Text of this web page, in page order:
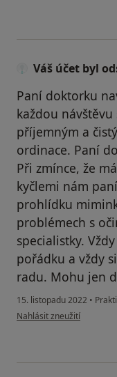
Váš účet byl
Paní doktorku
každou návštěvu
příjemným a
ordinace. Paní
Při zmínce, že
kyčlemi nám
prohlídku
problémech s
specialistky.
pořádku a vždy
radu. Mohu jen
15. listopadu 2022 •
podle názoru uživatele
Nahlásit zneužití